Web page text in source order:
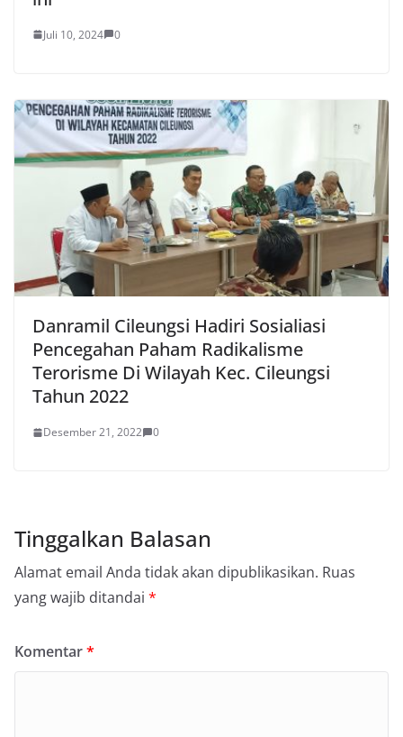
Juli 10, 2024 0
Danramil Cileungsi Hadiri Sosialiasi
Pencegahan Paham Radikalisme
Terorisme Di Wilayah Kec. Cileungsi
Tahun 2022
Desember 21, 2022 0
Tinggalkan Balasan
Alamat email Anda tidak akan dipublikasikan. Ruas
yang wajib ditandai *
Komentar*